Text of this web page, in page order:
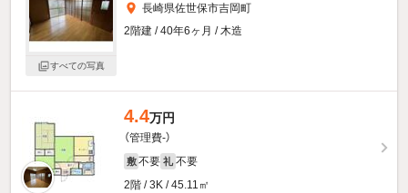
すべての写真
長崎県佐世保市吉岡町
2階建 / 40年6ヶ月 / 木造
4.4万円
（管理費-）
敷 不要 礼 不要
2階 / 3K / 45.11㎡